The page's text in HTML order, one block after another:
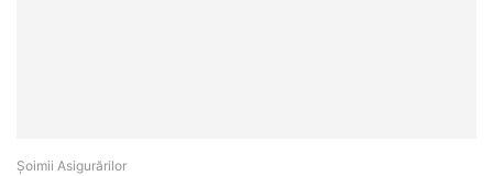
Șoimii Asigurărilor